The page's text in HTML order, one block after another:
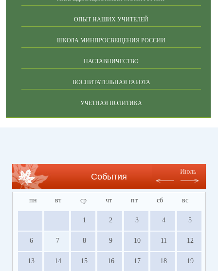
ОПЫТ НАШИХ УЧИТЕЛЕЙ
ШКОЛА МИНПРОСВЕЩЕНИЯ РОССИИ
НАСТАВНИЧЕСТВО
ВОСПИТАТЕЛЬНАЯ РАБОТА
УЧЕТНАЯ ПОЛИТИКА
События
Июль
пн вт ср чт пт сб вс
1 2 3 4 5
6 7 8 9 10 11 12
13 14 15 16 17 18 19